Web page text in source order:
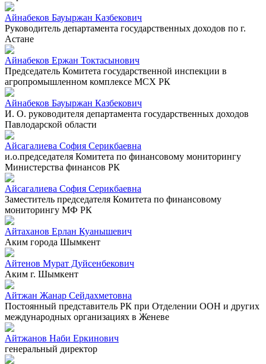
Айнабеков Бауыржан Казбекович
Руководитель департамента государственных доходов по г.
Астане
Айнабеков Ержан Токтасынович
Председатель Комитета государственной инспекции в
агропромышленном комплексе МСХ РК
Айнабеков Бауыржан Казбекович
И. О. руководителя департамента государственных доходов
Павлодарской области
Айсагалиева София Серикбаевна
и.о.председателя Комитета по финансовому мониторингу
Министерства финансов РК
Айсагалиева София Серикбаевна
Заместитель председателя Комитета по финансовому
мониторингу МФ РК
Айтаханов Ерлан Куанышевич
Аким города Шымкент
Айтенов Мурат Дуйсенбекович
Аким г. Шымкент
Айтжан Жанар Сейдахметовна
Постоянный представитель РК при Отделении ООН и других
международных организациях в Женеве
Айтжанов Наби Еркинович
генеральный директор